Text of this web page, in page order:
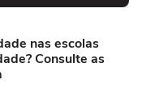
nas escolas
Consulte as